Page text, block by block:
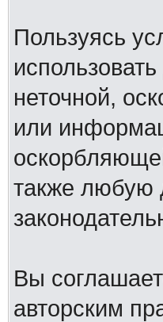
Пользуясь
неточной,
или
также любую
Вы
авторским